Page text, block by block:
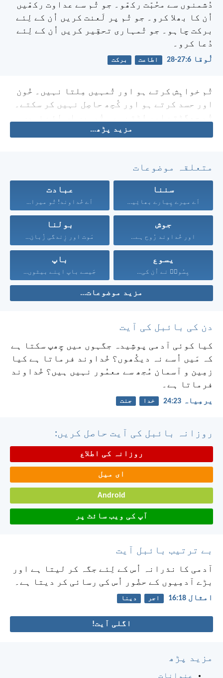
دُشمنوں سے محُبّت رکھّو۔ جو تُم سے عداوت رکھّیں
اُن کا بھلا کرو۔ جو تُم پر لَعنت کریں اُن کے لِئے
برکت چاہو۔ جو تُمہاری تحقِیر کریں اُن کے لِئے
دُعا کرو۔
لُوقا 6:‏27-‏28 اطاعت برکت
تُم خواہِش کرتے ہو اور تُمہیں مِلتا نہیں۔ خُون
اور حسد کرتے ہو اور کُچھ حاصِل نہیں کر سکتے۔
تُم جھگڑتے اور لڑتے ہو۔ تُمہیں اِس لِئے نہیں
مِلتا کہ مانگتے نہیں۔مزید پڑھ...
متعلقہ موضوعات
سننا
اَے میرے پِیارے بھائِیو!...
عبادت
اَے خُداوند! تُو میرا...
جوش
اور خُداوند رُوح ہے...
بولنا
مَوت اور زِندگی زُبان...
یسوع
یِسُوعؔ نے اُن کی...
باپ
جَیسے باپ اپنے بیٹوں...
مزید موضوعات...
دن کی بائبل کی آیت
کیا کوئی آدمی پوشِیدہ جگہوں میں چِھپ سکتا ہے
کہ مَیں اُسے نہ دیکُھوں؟ خُداوند فرماتا ہے کیا
زمِین و آسمان مُجھ سے معمُور نہیں ہیں؟ خُداوند
فرماتا ہے۔
یرمِیاہ 23:‏24 خدا جنت
روزانہ بائبل کی آیت حاصل کریں:
روزانہ کی اطلاع
ای میل
Android
آپ کی ویب سائٹ پر
بے ترتیب بائبل آیت
آدمی کا نذرانہ اُس کے لِئے جگہ کر لیتا ہے اور
بڑے آدمِیوں کے حضُور اُس کی رسائی کر دیتا ہے۔
امثال 18:‏16 اجر دینا
اگلی آیت!
مزید پڑھ
عنوانات